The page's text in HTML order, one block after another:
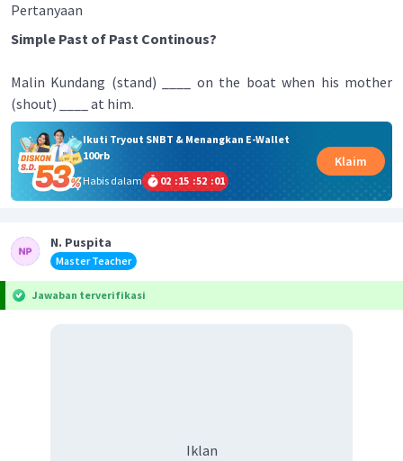
Pertanyaan
Simple Past of Past Continous?
Malin Kundang (stand) ____ on the boat when his mother
(shout) ____ at him.
Ikuti Tryout SNBT & Menangkan E-Wallet
100rb
Habis dalam
02 :15 :52 :01
Klaim
N. Puspita
Master Teacher
Jawaban terverifikasi
Iklan